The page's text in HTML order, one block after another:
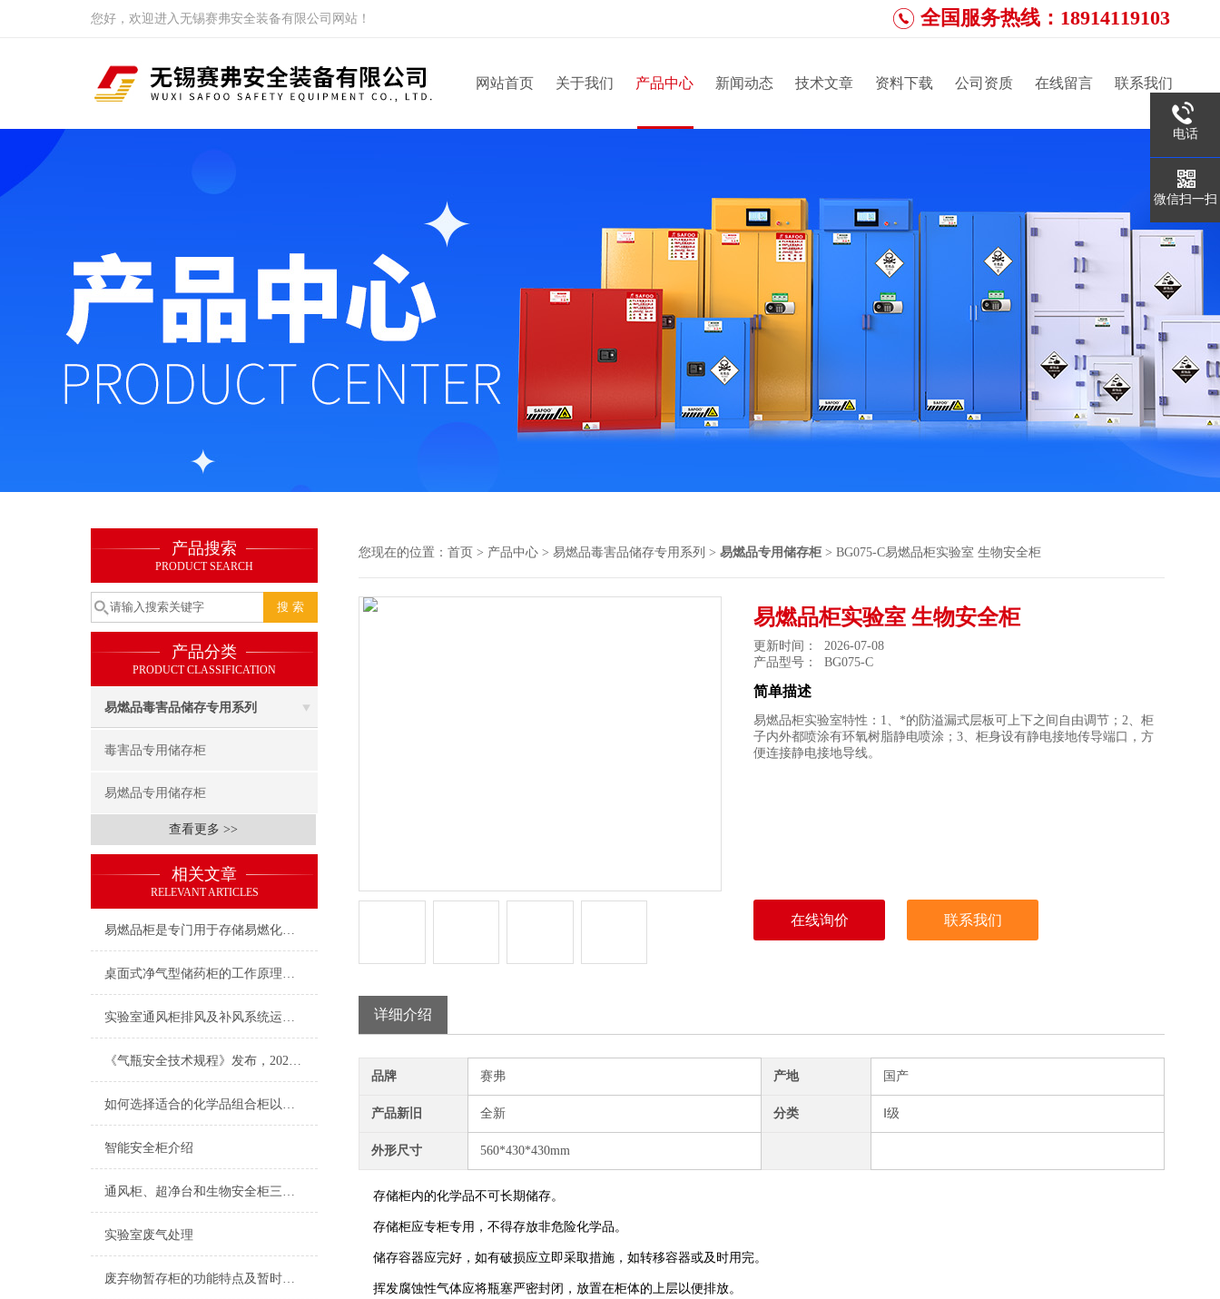
您好，欢迎进入无锡赛弗安全装备有限公司网站！ 全国服务热线：18914119103
网站首页 关于我们 产品中心 新闻动态 技术文章 资料下载 公司资质 在线留言 联系我们
产品搜索
PRODUCT SEARCH
产品分类
PRODUCT CLASSIFICATION
易燃品毒害品储存专用系列
毒害品专用储存柜
易燃品专用储存柜
查看更多 >>
相关文章
RELEVANT ARTICLES
易燃品柜是专门用于存储易燃化学品的设备
桌面式净气型储药柜的工作原理及工作的过程
实验室通风柜排风及补风系统运行及控制要求
《气瓶安全技术规程》发布，2021年6月1日起施行！
如何选择适合的化学品组合柜以优化实验室空间？
智能安全柜介绍
通风柜、超净台和生物安全柜三者之间的区别
实验室废气处理
废弃物暂存柜的功能特点及暂时贮存时间要注意些什么
您现在的位置： 首页 > 产品中心 > 易燃品毒害品储存专用系列 > 易燃品专用储存柜 > BG075-C易燃品柜实验室 生物安全柜
易燃品柜实验室 生物安全柜
更新时间： 2026-07-08
产品型号：BG075-C
简单描述
易燃品柜实验室特性：1、*的防溢漏式层板可上下之间自由调节；2、柜
子内外都喷涂有环氧树脂静电喷涂；3、柜身设有静电接地传导端口，方
便连接静电接地导线。
在线询价 联系我们
详细介绍
品牌 赛弗 产地 国产
产品新旧 全新 分类 Ⅰ级
外形尺寸 560*430*430mm
存储柜内的化学品不可长期储存。
存储柜应专柜专用，不得存放非危险化学品。
储存容器应完好，如有破损应立即采取措施，如转移容器或及时用完。
挥发腐蚀性气体应将瓶塞严密封闭，放置在柜体的上层以便排放。
电话
微信扫一扫